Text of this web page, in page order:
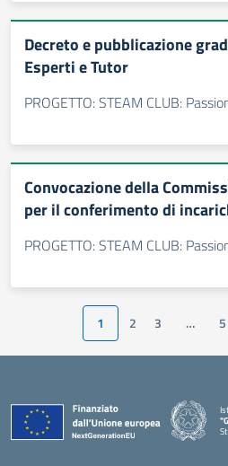
Decreto e pubblicazione
Esperti e Tutor
PROGETTO: STEAM CLUB:
Convocazione della
per il conferimento di
PROGETTO: STEAM CLUB:
1 2 3 … 5